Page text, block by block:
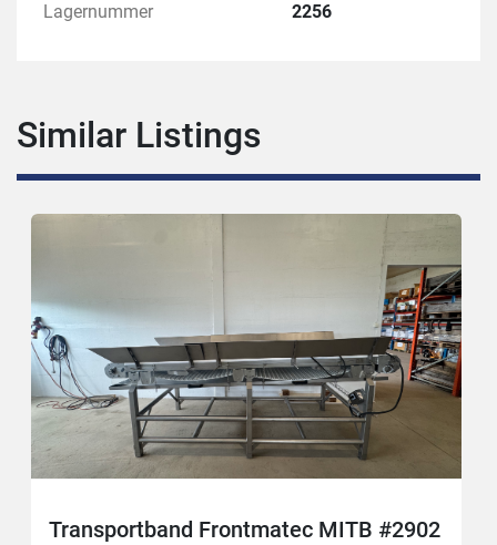
Lagernummer 2256
Similar Listings
Transportband Frontmatec MITB #2902